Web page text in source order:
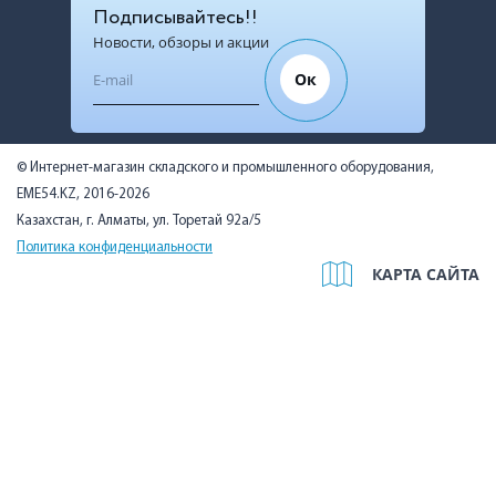
Подписывайтесь!!
Новости, обзоры и акции
Ок
© Интернет-магазин складского и промышленного оборудования,
EME54.KZ, 2016-2026
Казахстан, г. Алматы, ул. Торетай 92а/5
Политика конфиденциальности
КАРТА САЙТА